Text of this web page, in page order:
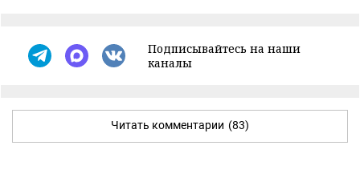
Подписывайтесь на наши
каналы
Читать комментарии (83)